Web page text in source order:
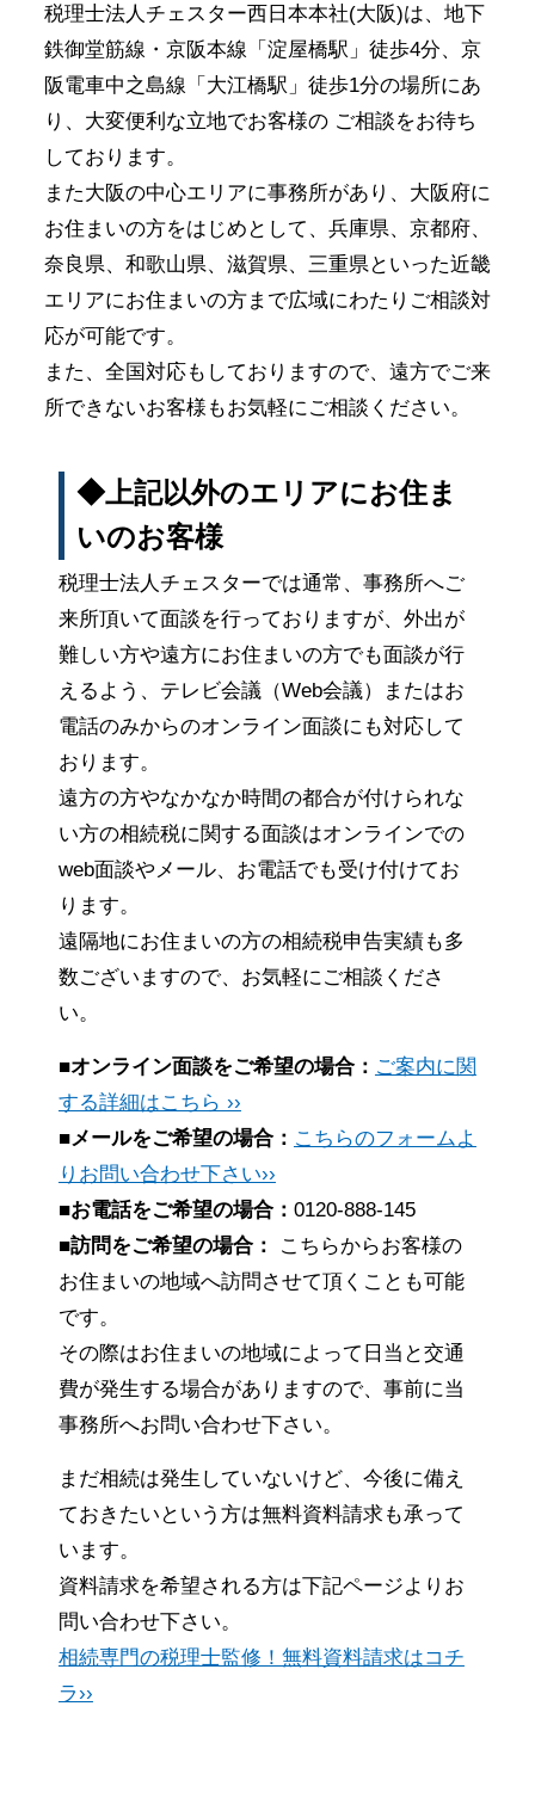
税理士法人チェスター西日本本社(大阪)は、地下
鉄御堂筋線・京阪本線「淀屋橋駅」徒歩4分、京
阪電車中之島線「大江橋駅」徒歩1分の場所にあ
り、大変便利な立地でお客様の ご相談をお待ち
しております。
また大阪の中心エリアに事務所があり、大阪府に
お住まいの方をはじめとして、兵庫県、京都府、
奈良県、和歌山県、滋賀県、三重県といった近畿
エリアにお住まいの方まで広域にわたりご相談対
応が可能です。
また、全国対応もしておりますので、遠方でご来
所できないお客様もお気軽にご相談ください。
◆上記以外のエリアにお住ま
いのお客様
税理士法人チェスターでは通常、事務所へご
来所頂いて面談を行っておりますが、外出が
難しい方や遠方にお住まいの方でも面談が行
えるよう、テレビ会議（Web会議）またはお
電話のみからのオンライン面談にも対応して
おります。
遠方の方やなかなか時間の都合が付けられな
い方の相続税に関する面談はオンラインでの
web面談やメール、お電話でも受け付けてお
ります。
遠隔地にお住まいの方の相続税申告実績も多
数ございますので、お気軽にご相談くださ
い。
■オンライン面談をご希望の場合： ご案内に関
する詳細はこちら ››
■メールをご希望の場合： こちらのフォームよ
りお問い合わせ下さい››
■お電話をご希望の場合： 0120-888-145
■訪問をご希望の場合：
こちらからお客様の
お住まいの地域へ訪問させて頂くことも可能
です。
その際はお住まいの地域によって日当と交通
費が発生する場合がありますので、事前に当
事務所へお問い合わせ下さい。
まだ相続は発生していないけど、今後に備え
ておきたいという方は無料資料請求も承って
います。
資料請求を希望される方は下記ページよりお
問い合わせ下さい。
相続専門の税理士監修！無料資料請求はコチ
ラ››